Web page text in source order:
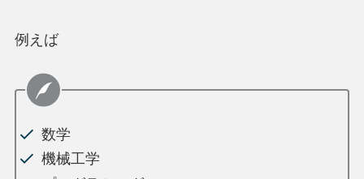
例えば
数学
機械工学